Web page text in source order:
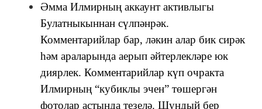
Әмма Илмирның аккаунт активлыгы
Булатныкыннан сүлпәнрәк.
Комментарийлар бар, ләкин алар бик сирәк
һәм араларында аерып әйтерлекләре юк
диярлек. Комментарийлар күп очракта
Илмирның “кубиклы эчен” төшергән
фотолар астында тезелә. Шундый бер